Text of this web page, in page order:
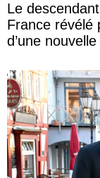
Le
France révélé
d’une